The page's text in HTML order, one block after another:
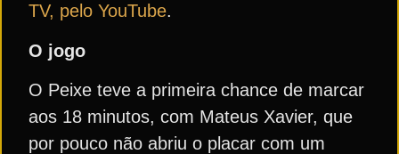
TV, pelo YouTube.
O jogo
O Peixe teve a primeira chance de marcar
aos 18 minutos, com Mateus Xavier, que
por pouco não abriu o placar com um